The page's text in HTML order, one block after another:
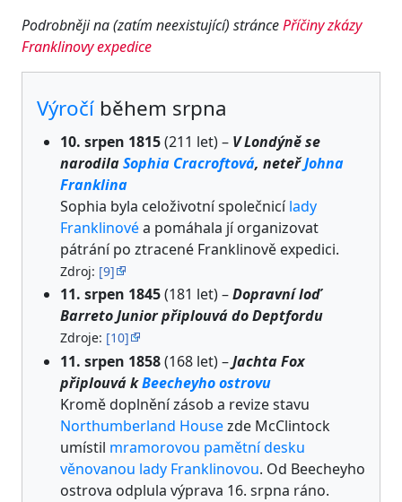
Podrobněji na (zatím neexistující) stráncePříčiny zkázy
Franklinovy expedice
Výročí během srpna
10. srpen 1815(211 let) – V Londýně se
narodilaSophia Cracroftová, neteřJohna
Franklina
Sophia byla celoživotní společnicílady
Franklinovéa pomáhala jí organizovat
pátrání po ztracené Franklinově expedici.
Zdroj: [9]
11. srpen 1845(181 let) –Dopravní loď
Barreto Junior připlouvá do Deptfordu
Zdroje: [10]
11. srpen 1858(168 let) –Jachta Fox
připlouvá kBeecheyho ostrovu
Kromě doplnění zásob a revize stavu
Northumberland Housezde McClintock
umístil mramorovou pamětní desku
věnovanou lady Franklinovou. Od Beecheyho
ostrova odplula výprava 16. srpna ráno.